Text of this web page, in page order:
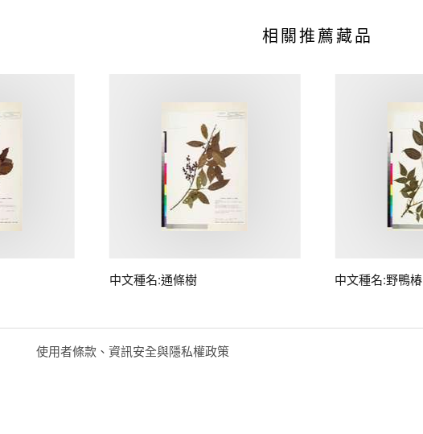
相關推薦藏品
中文種名:通條樹 中文種名:野鴨椿
使用者條款、資訊安全與隱私權政策